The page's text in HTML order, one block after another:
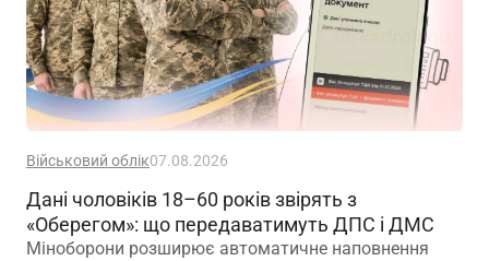
Військовий облік07.08.2026
Дані чоловіків 18–60 років звірять з
«Оберегом»: що передаватимуть ДПС і ДМС
Міноборони розширює автоматичне наповнення